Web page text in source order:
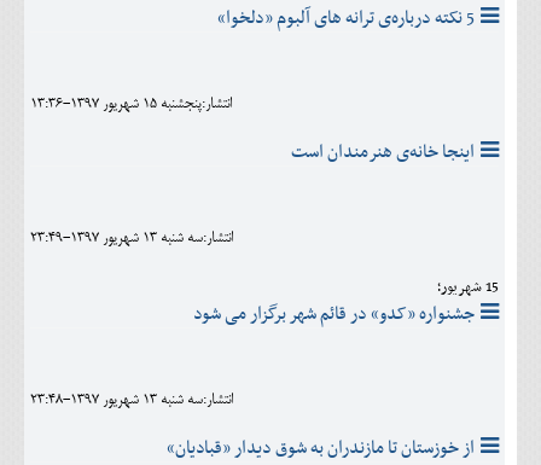
5 نکته درباره‌ی ترانه های آلبوم «دلخوا»
انتشار:پنجشنبه 15 شهريور 1397-13:36
اینجا خانه‌ی هنرمندان است
انتشار:سه شنبه 13 شهريور 1397-23:49
15 شهریور؛
جشنواره «کدو» در قائم شهر برگزار می شود
انتشار:سه شنبه 13 شهريور 1397-23:48
از خوزستان تا مازندران به شوق دیدار «قبادیان»